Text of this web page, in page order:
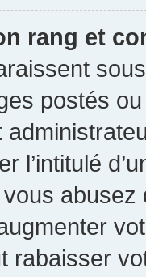
rang et
postés
l’intitulé
vous
rabaisser